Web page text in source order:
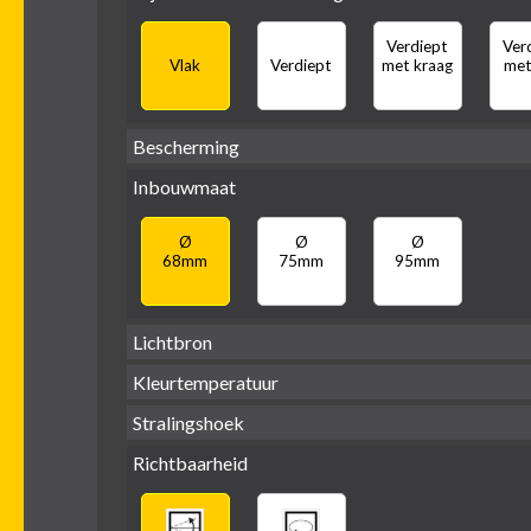
Vlak Verdiept
Verdiept
met kraag
Bescherming
IP20
dicht
Inbouwmaat
Ø
68mm
Ø
75mm
Ø
95mm
Lichtbron
LED
Kleurtemperatuur
2700K
Stralingshoek
38° 60°
Richtbaarheid